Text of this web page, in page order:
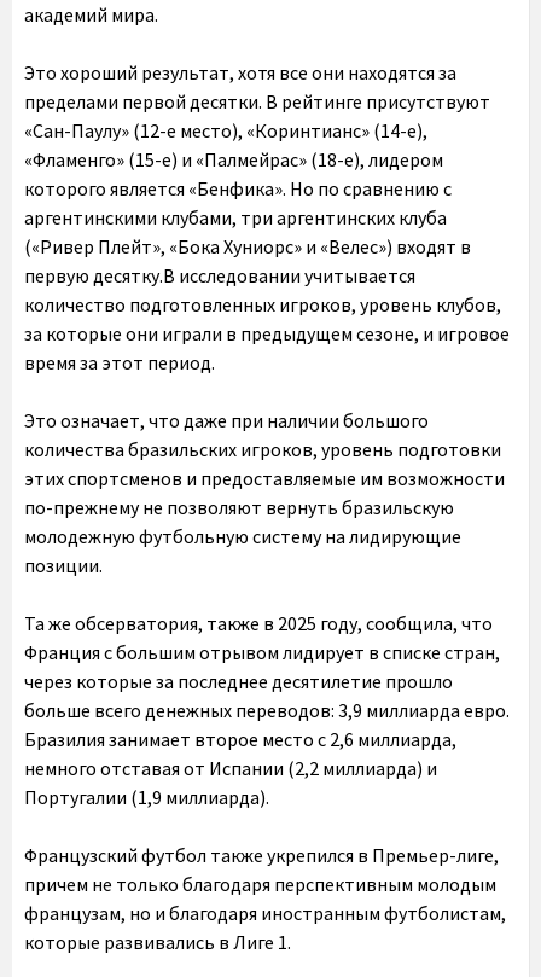
академий мира.
Это хороший результат, хотя все они находятся за
пределами первой десятки. В рейтинге присутствуют
«Сан-Паулу» (12-е место), «Коринтианс» (14-е),
«Фламенго» (15-е) и «Палмейрас» (18-е), лидером
которого является «Бенфика». Но по сравнению с
аргентинскими клубами, три аргентинских клуба
(«Ривер Плейт», «Бока Хуниорс» и «Велес») входят в
первую десятку.В исследовании учитывается
количество подготовленных игроков, уровень клубов,
за которые они играли в предыдущем сезоне, и игровое
время за этот период.
Это означает, что даже при наличии большого
количества бразильских игроков, уровень подготовки
этих спортсменов и предоставляемые им возможности
по-прежнему не позволяют вернуть бразильскую
молодежную футбольную систему на лидирующие
позиции.
Та же обсерватория, также в 2025 году, сообщила, что
Франция с большим отрывом лидирует в списке стран,
через которые за последнее десятилетие прошло
больше всего денежных переводов: 3,9 миллиарда евро.
Бразилия занимает второе место с 2,6 миллиарда,
немного отставая от Испании (2,2 миллиарда) и
Португалии (1,9 миллиарда).
Французский футбол также укрепился в Премьер-лиге,
причем не только благодаря перспективным молодым
французам, но и благодаря иностранным футболистам,
которые развивались в Лиге 1.